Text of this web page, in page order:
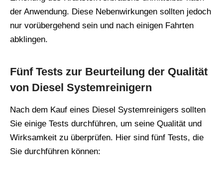
der Anwendung. Diese Nebenwirkungen sollten jedoch
nur vorübergehend sein und nach einigen Fahrten
abklingen.
Fünf Tests zur Beurteilung der Qualität
von Diesel Systemreinigern
Nach dem Kauf eines Diesel Systemreinigers sollten
Sie einige Tests durchführen, um seine Qualität und
Wirksamkeit zu überprüfen. Hier sind fünf Tests, die
Sie durchführen können: